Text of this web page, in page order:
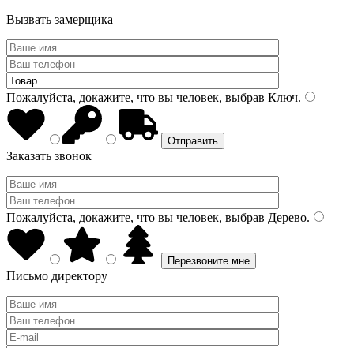
Вызвать замерщика
Пожалуйста, докажите, что вы человек, выбрав Ключ.
Заказать звонок
Пожалуйста, докажите, что вы человек, выбрав Дерево.
Письмо директору